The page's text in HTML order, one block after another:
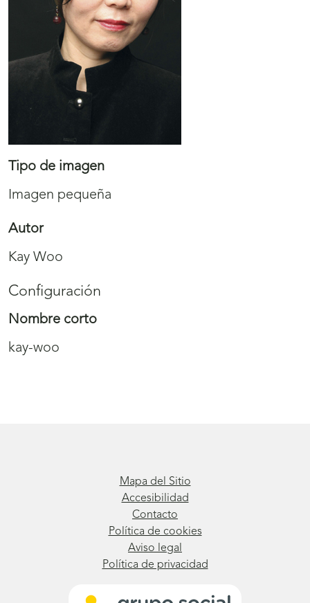
Tipo de imagen
Imagen pequeña
Autor
Kay Woo
Configuración
Nombre corto
kay-woo
Mapa del Sitio
Accesibilidad
Contacto
Política de cookies
Aviso legal
Política de privacidad